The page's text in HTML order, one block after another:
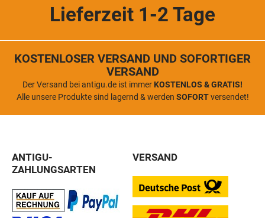
Lieferzeit 1-2 Tage
KOSTENLOSER VERSAND UND SOFORTIGER
VERSAND
Der Versand bei antigu.de ist immer KOSTENLOS & GRATIS!
Alle unsere Produkte sind lagernd & werden SOFORTversendet!
ANTIGU-
ZAHLUNGSARTEN
VERSAND